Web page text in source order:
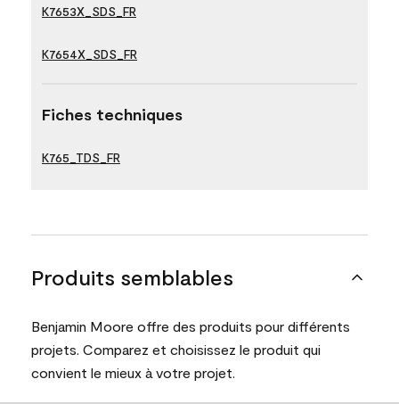
K7653X_SDS_FR
K7654X_SDS_FR
Fiches techniques
K765_TDS_FR
Produits semblables
Benjamin Moore offre des produits pour différents
projets. Comparez et choisissez le produit qui
convient le mieux à votre projet.